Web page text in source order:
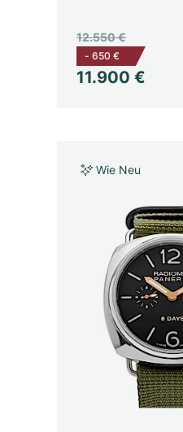
11.900 €
12.550 €
- 650 €
Wie Neu